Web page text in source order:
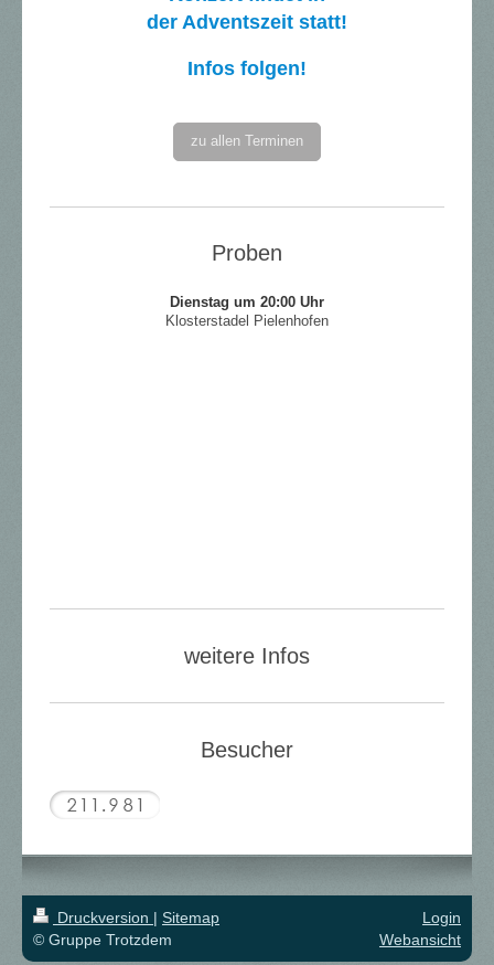
der Adventszeit statt!
Infos folgen!
zu allen Terminen
Proben
Dienstag um 20:00 Uhr
Klosterstadel Pielenhofen
weitere Infos
Besucher
Druckversion | Sitemap
© Gruppe Trotzdem
Login
Webansicht